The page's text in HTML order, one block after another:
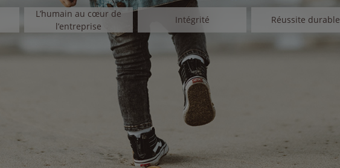
L’humain au cœur de
l’entreprise
Intégrité Réussite durable